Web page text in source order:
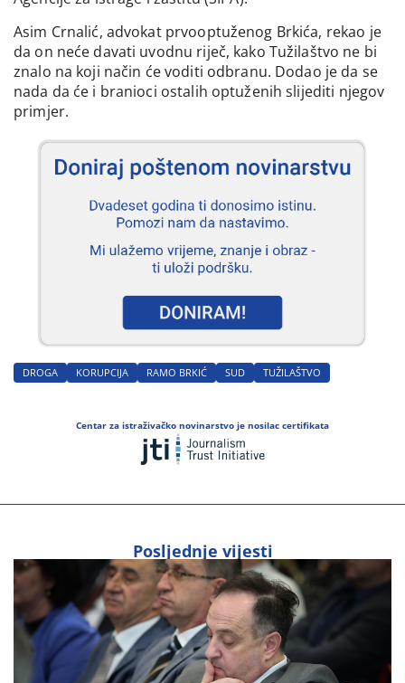
Asim Crnalić, advokat prvooptuženog Brkića, rekao je
da on neće davati uvodnu riječ, kako Tužilaštvo ne bi
znalo na koji način će voditi odbranu. Dodao je da se
nada da će i branioci ostalih optuženih slijediti njegov
primjer.
DROGA KORUPCIJA RAMO BRKIĆ SUD TUŽILAŠTVO
Centar za istraživačko novinarstvo je nosilac certifikata
Posljednje vijesti